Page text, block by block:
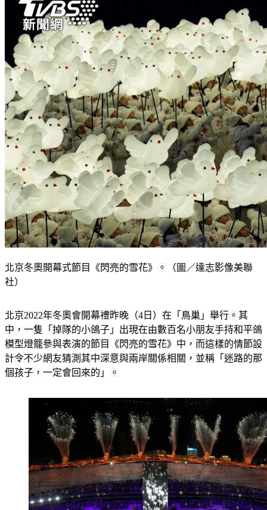
北京冬奧開幕式節目《閃亮的雪花》。（圖／達志影像美聯
社）
北京2022年冬奧會開幕禮昨晚（4日）在「鳥巢」舉行。其
中，一隻「掉隊的小鴿子」出現在由數百名小朋友手持和平鴿
模型燈籠參與表演的節目《閃亮的雪花》中，而這樣的情節設
計令不少網友猜測其中深意與兩岸關係相關，並稱「迷路的那
個孩子，一定會回來的」。